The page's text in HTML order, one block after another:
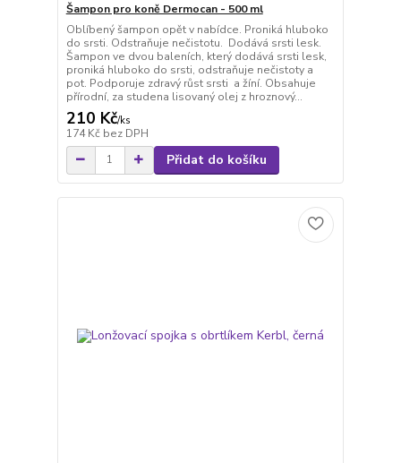
Šampon pro koně Dermocan - 500 ml
Oblíbený šampon opět v nabídce. Proniká hluboko
do srsti. Odstraňuje nečistotu. Dodává srsti lesk.
Šampon ve dvou baleních, který dodává srsti lesk,
proniká hluboko do srsti, odstraňuje nečistoty a
pot. Podporuje zdravý růst srsti a žíní. Obsahuje
přírodní, za studena lisovaný olej z hroznový...
210 Kč/ks
174 Kč bez DPH
Přidat do košíku